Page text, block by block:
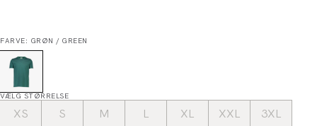
FARVE: GRØN / GREEN
VÆLG STØRRELSE
XS S M L XL XXL
3XL